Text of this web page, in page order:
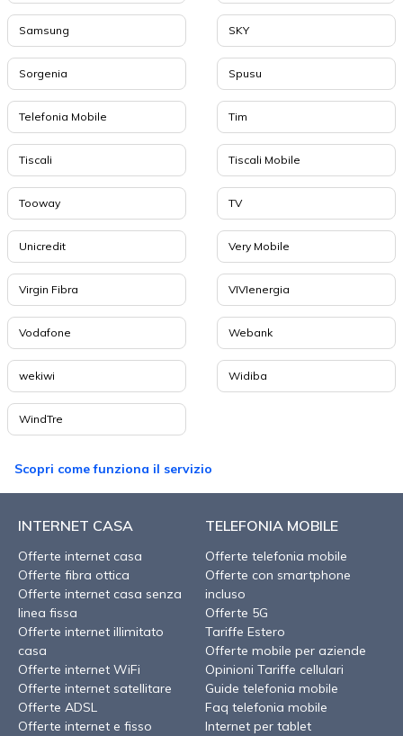
Samsung SKY
Sorgenia Spusu
Telefonia Mobile Tim
Tiscali Tiscali Mobile
Tooway TV
Unicredit Very Mobile
Virgin Fibra VIVIenergia
Vodafone Webank
wekiwi Widiba
WindTre
Scopri come funziona il servizio
INTERNET CASA
Offerte internet casa
Offerte fibra ottica
Offerte internet casa senza
linea fissa
Offerte internet illimitato
casa
Offerte internet WiFi
Offerte internet satellitare
Offerte ADSL
Offerte internet e fisso
TELEFONIA MOBILE
Offerte telefonia mobile
Offerte con smartphone
incluso
Offerte 5G
Tariffe Estero
Offerte mobile per aziende
Opinioni Tariffe cellulari
Guide telefonia mobile
Faq telefonia mobile
Internet per tablet